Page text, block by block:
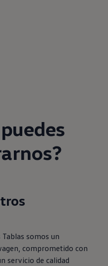
Tablas somos un
comprometido con
servicio de calidad